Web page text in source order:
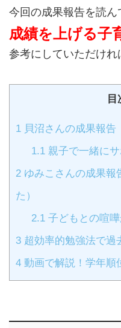
今回の成果報告を読ん
成績を上げる子
参考にしていただけれ
目
1 貝沼さんの成果報告
1.1 親子で一緒に
2 ゆみこさんの成果報
た）
2.1 子どもとの喧
3 超効率的勉強法で過
4 動画で解説！学年順